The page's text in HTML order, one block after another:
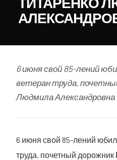
6 июня свой 85-лений
ветеран труда,
Людмила Александровна
6 июня свой 85-лений
труда, почетный